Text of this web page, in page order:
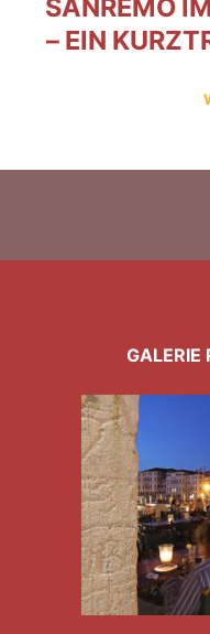
SANREMO
– EIN
GALERIE